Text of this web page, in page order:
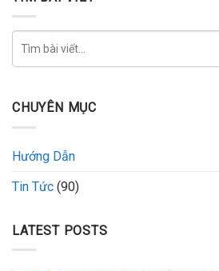
CHUYÊN MỤC
Hướng Dẫn
Tin Tức (90)
LATEST POSTS